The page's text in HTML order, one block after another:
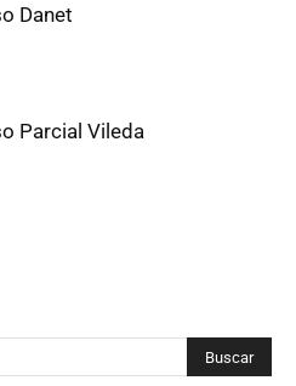
Danet
Parcial Vileda